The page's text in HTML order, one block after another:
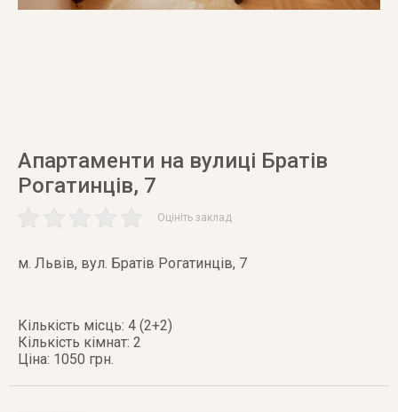
Апартаменти на вулиці Братів
Рогатинців, 7
Оцініть заклад
м. Львів, вул. Братів Рогатинців, 7
Кількість місць: 4 (2+2)
Кількість кімнат: 2
Ціна: 1050 грн.